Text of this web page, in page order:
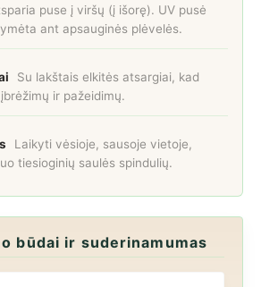
puse į viršų (į išorę). UV pusė
ant apsauginės plėvelės.
Su lakštais elkitės atsargiai, kad
ir pažeidimų.
Laikyti vėsioje, sausoje vietoje,
tiesioginių saulės spindulių.
būdai ir suderinamumas